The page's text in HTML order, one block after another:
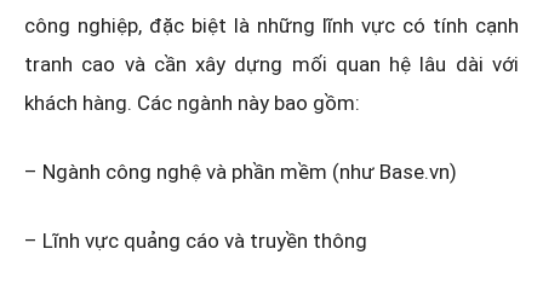
công nghiệp, đặc biệt là những lĩnh vực có tính cạnh
tranh cao và cần xây dựng mối quan hệ lâu dài với
khách hàng. Các ngành này bao gồm:
– Ngành công nghệ và phần mềm (như Base.vn)
– Lĩnh vực quảng cáo và truyền thông